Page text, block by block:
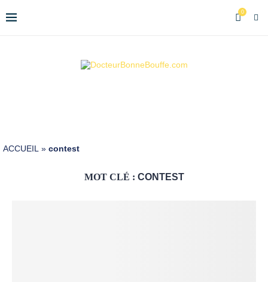
0
ACCUEIL » contest
MOT CLÉ : CONTEST